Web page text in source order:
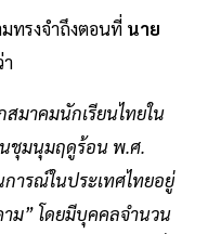
ทรงจำถึงตอนที่ นาย
มาคมนักเรียนไทยใน
นชุมนุมฤดูร้อน พ.ศ.
รณ์ในประเทศไทยอยู่
ม” โดยมีบุคคลจำนวน